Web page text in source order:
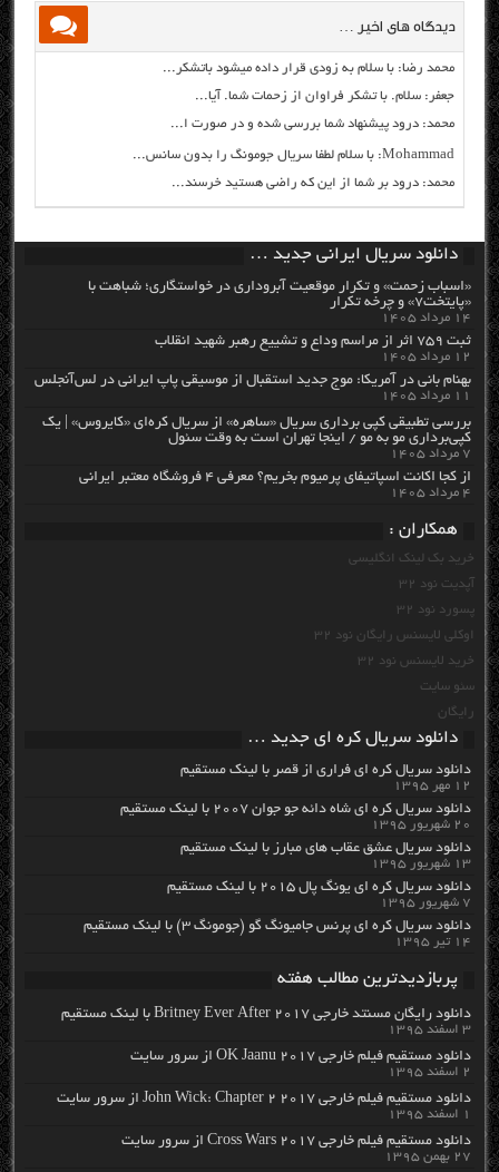
دیدگاه های اخیر …
محمد رضا: با سلام به زودی قرار داده میشود باتشکر...
جعفر: سلام. با تشکر فراوان از زحمات شما. آیا...
محمد: درود پیشنهاد شما بررسی شده و در صورت ا...
Mohammad: با سلام لطفا سریال جومونگ را بدون سانس...
محمد: درود بر شما از این که راضی هستید خرسند...
دانلود سریال ایرانی جدید …
«اسباب زحمت» و تکرار موقعیت آبروداری در خواستگاری؛ شباهت با
«پایتخت۷» و چرخه تکرار
۱۴ مرداد ۱۴۰۵
ثبت ۷۵۹ اثر از مراسم وداع و تشییع رهبر شهید انقلاب
۱۲ مرداد ۱۴۰۵
بهنام بانی در آمریکا: موج جدید استقبال از موسیقی پاپ ایرانی در لس‌آنجلس
۱۱ مرداد ۱۴۰۵
بررسی تطبیقی کپی برداری سریال «ساهره» از سریال کره‌ای «کایروس» | یک
کپی‌برداری مو به مو / اینجا تهران است به وقت سئول
۷ مرداد ۱۴۰۵
از کجا اکانت اسپاتیفای پرمیوم بخریم؟ معرفی ۴ فروشگاه معتبر ایرانی
۴ مرداد ۱۴۰۵
همکاران :
خرید بک لینک انگلیسی
آپدیت نود 32
پسورد نود 32
اوکلی لایسنس رایگان نود 32
خرید لایسنس نود 32
سئو سایت
رایگان
دانلود سریال کره ای جدید …
دانلود سریال کره ای فراری از قصر با لینک مستقیم
۱۲ مهر ۱۳۹۵
دانلود سریال کره ای شاه دائه جو جوان ۲۰۰۷ با لینک مستقیم
۲۰ شهریور ۱۳۹۵
دانلود سریال عشق عقاب های مبارز با لینک مستقیم
۱۳ شهریور ۱۳۹۵
دانلود سریال کره ای یونگ پال ۲۰۱۵ با لینک مستقیم
۷ شهریور ۱۳۹۵
دانلود سریال کره ای پرنس جامیونگ گو (جومونگ ۳) با لینک مستقیم
۱۴ تیر ۱۳۹۵
پربازدیدترین مطالب هفته
دانلود رایگان مسنتد خارجی Britney Ever After 2017 با لینک مستقیم
۳ اسفند ۱۳۹۵
دانلود مستقیم فیلم خارجی OK Jaanu 2017 از سرور سایت
۲ اسفند ۱۳۹۵
دانلود مستقیم فیلم خارجی John Wick: Chapter 2 2017 از سرور سایت
۱ اسفند ۱۳۹۵
دانلود مستقیم فیلم خارجی Cross Wars 2017 از سرور سایت
۲۷ بهمن ۱۳۹۵